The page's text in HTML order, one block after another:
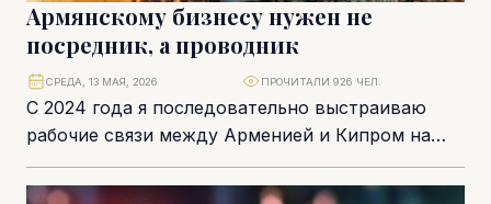
Армянскому бизнесу нужен не
посредник, а проводник
С 2024 года я последовательно выстраиваю
рабочие связи между Арменией и Кипром на
уровне общественных организаций, деловых
интересов, личных встреч...
СРЕДА, 13 МАЯ, 2026 ПРОЧИТАЛИ 926 ЧЕЛ.